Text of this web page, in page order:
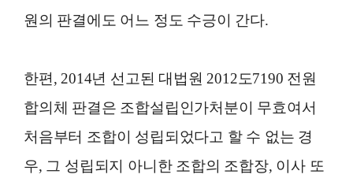
원의 판결에도 어느 정도 수긍이 간다.
한편, 2014년 선고된 대법원 2012도7190 전원
합의체 판결은 조합설립인가처분이 무효여서
처음부터 조합이 성립되었다고 할 수 없는 경
우, 그 성립되지 아니한 조합의 조합장, 이사 또